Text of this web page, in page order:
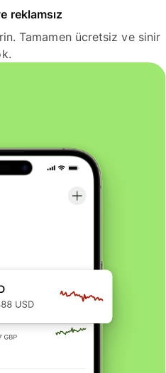
reklamsız
Tamamen ücretsiz ve sinir